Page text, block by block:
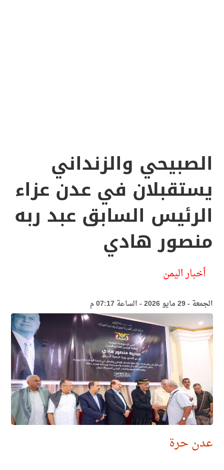
الصبيحي والزنداني
يستقبلان في عدن عزاء
الرئيس السابق عبد ربه
منصور هادي
أخبار اليمن
الجمعة - 29 مايو 2026 - الساعة 07:17 م
عدن حرة